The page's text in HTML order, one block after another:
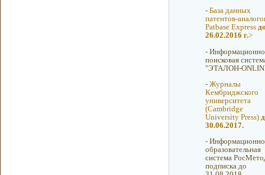
- База данных
патентов-
Patbase Express до
26.02.2016 г.>
-
поисковая
"ЭТАЛОН-
- Журналы
Кембриджского
университета
(Cambridge
University Press)
30.06.2017.
-
образовательная
система
подписка до